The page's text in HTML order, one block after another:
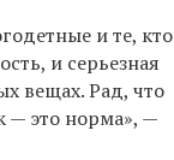
и те, кто
и серьезная
вещах. Рад, что
— это норма», —